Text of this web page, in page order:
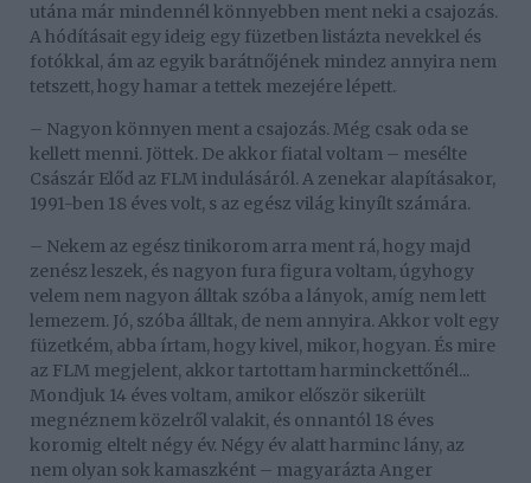
utána már mindennél könnyebben ment neki a csajozás.
A hódításait egy ideig egy füzetben listázta nevekkel és
fotókkal, ám az egyik barátnőjének mindez annyira nem
tetszett, hogy hamar a tettek mezejére lépett.
– Nagyon könnyen ment a csajozás. Még csak oda se
kellett menni. Jöttek. De akkor fiatal voltam – mesélte
Császár Előd az FLM indulásáról. A zenekar alapításakor,
1991-ben 18 éves volt, s az egész világ kinyílt számára.
– Nekem az egész tinikorom arra ment rá, hogy majd
zenész leszek, és nagyon fura figura voltam, úgyhogy
velem nem nagyon álltak szóba a lányok, amíg nem lett
lemezem. Jó, szóba álltak, de nem annyira. Akkor volt egy
füzetkém, abba írtam, hogy kivel, mikor, hogyan. És mire
az FLM megjelent, akkor tartottam harminckettőnél...
Mondjuk 14 éves voltam, amikor először sikerült
megnéznem közelről valakit, és onnantól 18 éves
koromig eltelt négy év. Négy év alatt harminc lány, az
nem olyan sok kamaszként – magyarázta Anger